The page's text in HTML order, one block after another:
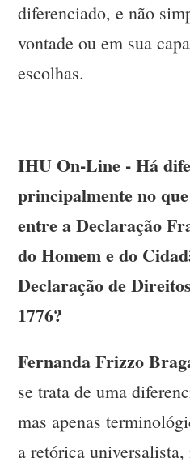
diferenciado, e não
vontade ou em sua
escolhas.
IHU On-Line - Há
principalmente no
entre a Declaração
do Homem e do
Declaração de
1776?
Fernanda Frizzo
se trata de uma
mas apenas
a retórica